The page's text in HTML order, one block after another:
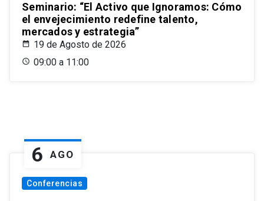
Seminario: “El Activo que Ignoramos: Cómo
el envejecimiento redefine talento,
mercados y estrategia”
19 de Agosto de 2026
09:00 a 11:00
6 AGO
Conferencias